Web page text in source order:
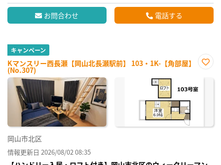
お問合わせ 電話する
キャンペーン
Kマンスリー西長瀬【岡山北長瀬駅前】 103・1K-【角部屋】
(No.307)
に入
岡山市北区
情報更新日 2026/08/02 08:35